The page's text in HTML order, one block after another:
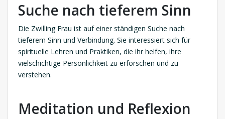
Suche nach tieferem Sinn
Die Zwilling Frau ist auf einer ständigen Suche nach
tieferem Sinn und Verbindung. Sie interessiert sich für
spirituelle Lehren und Praktiken, die ihr helfen, ihre
vielschichtige Persönlichkeit zu erforschen und zu
verstehen.
Meditation und Reflexion